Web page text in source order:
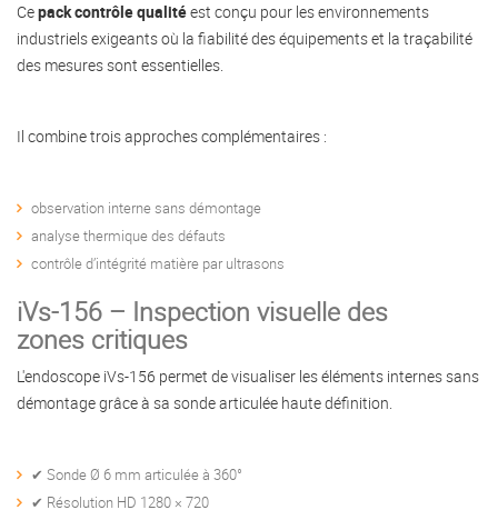
Cepack contrôle qualitéest conçu pour les environnements
industriels exigeants où la fiabilité des équipements et la traçabilité
des mesures sont essentielles.
Il combine trois approches complémentaires :
observation interne sans démontage
analyse thermique des défauts
contrôle d’intégrité matière par ultrasons
iVs-156 – Inspection visuelle des
zones critiques
L'endoscope iVs-156 permet de visualiser les éléments internes sans
démontage grâce à sa sonde articulée haute définition.
✔ Sonde Ø 6 mm articulée à 360°
✔ Résolution HD 1280 × 720